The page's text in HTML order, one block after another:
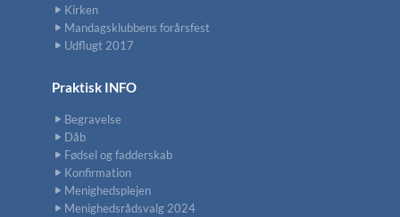
Kirken
Mandagsklubbens forårsfest
Udflugt 2017
Praktisk INFO
Begravelse
Dåb
Fødsel og fadderskab
Konfirmation
Menighedsplejen
Menighedsrådsvalg 2024